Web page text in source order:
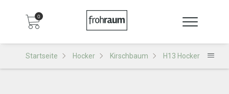
0
Startseite Hocker Kirschbaum H13 Hocker